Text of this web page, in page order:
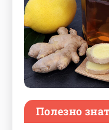
Полезно